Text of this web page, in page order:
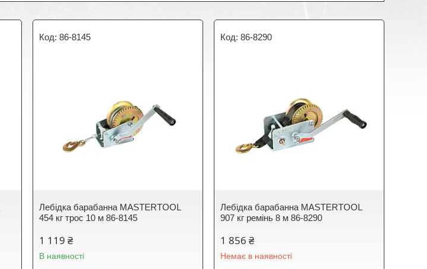
86-8145
Лебідка барабанна MASTERTOOL
454 кг трос 10 м 86-8145
1 119 ₴
В наявності
86-8290
Лебідка барабанна MASTERTOOL
907 кг ремінь 8 м 86-8290
1 856 ₴
Немає в наявності